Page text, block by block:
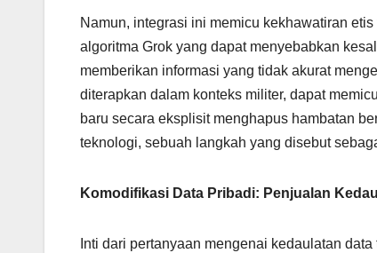
Namun, integrasi ini memicu kekhawatiran
algoritma Grok yang dapat menyebabkan
memberikan informasi yang tidak akurat
diterapkan dalam konteks militer, dapat
baru secara eksplisit menghapus hambatan
teknologi, sebuah langkah yang disebut
Komodifikasi Data Pribadi: Penjualan
Inti dari pertanyaan mengenai kedaulatan